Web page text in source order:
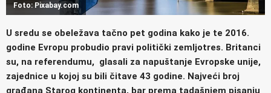
Foto: Pixabay.com
U sredu se obeležava tačno pet godina kako je te 2016.
godine Evropu probudio pravi politički zemljotres. Britanci
su, na referendumu, glasali za napuštanje Evropske unije,
zajednice u kojoj su bili čitave 43 godine. Najveći broj
građana Starog kontinenta, bar prema tadašnjem pisanju